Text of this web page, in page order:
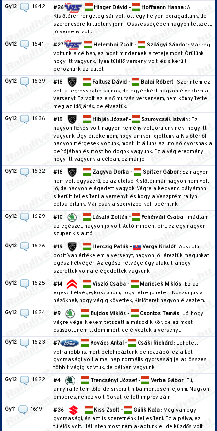
Gy12
16:42 #26 Hinger Dávid - Hoffmann Hanna: A
Kislőtéren rengeteg sár volt, ott egy helyen beragadtunk, de
szerencsére ki tudtunk jönni. Összességében nagyon tetszett,
jó verseny volt.
Gy12
16:41 #27 Helembai Zsolt - Szilágyi Sándor: Már rég
voltunk a célban, ez most mindennek a teteje most. Örülünk,
hogy itt vagyunk, ilyen túlélő verseny volt, és sikerült
behoznunk az autót.
Gy12
16:39 #18 Faltusz Dávid - Balai Róbert: Szerintem ez
volt a legrosszabb sajnos, de egyébként nagyon élveztem a
versenyt. Ez volt az első murvás versenyem, nem könnyítette
meg az időjárás, de élveztük.
Gy12
16:36 #15 Hibján József - Szurovcsák István: Ez
nagyon fickós volt, nagyon kemény volt, örülünk neki, hogy itt
vagyunk. Úgy értékelném, hogy amikor lejöttünk a Kislőtérről
nagyon mérgesek voltunk, most itt állunk az utolsó gyorsnak a
beírójában és most boldogok vagyunk. Ez a vég eredmény,
hogy itt vagyunk a célban, ez már jó.
Gy12
16:32 #16 Zagyva Dorka - Spitzer Gábor: Ez nagyon
nem volt egyszerű, ez az utolsó Kislőtér már nagyon nem volt
jó, de nagyon elégedett vagyok. Végre a kedvenc pályámon
sikerült teljesíteni a versenyt, és hogy a Veszprém rallyn
célba értünk. Már csak a szervízbe kell beérnünk.
Gy12
16:29 #10 László Zoltán - Fehérvári Csaba: Imádtam
az egészet, nagyon jó volt. Autó mindent bírt, ez egy nagyon
szuper kis autó.
Gy12
16:26 #19 Herczig Patrik - Varga Kristóf: Abszolút
pozitívan értékelem a versenyt, nagyon jól éreztük magunkat
egész hétvégén. Az egész hétvége úgy alakult, ahogy
szerettük volna, elégedettek vagyunk.
Gy12
16:25 #14 Viszló Csaba - Maricsek Miklós: Ez az
egész hétvége, köszönöm, hogy létre jöhetett. Köszönjük a
nézőknek, hogy végig követtek, Kislőteret nagyon élveztem.
Gy12
16:24 #9 Bujdos Miklós - Csontos Tamás: Jó, hogy
végre vége. Nekem tetszett a második kör, de ez most
csúszott, nem tudom miért, de élveztük a versenyt.
Gy12
16:23 #7 Kovács Antal - Csáki Richárd: Lehetett
volna jobb is, mert belehibáztunk, de igazából ez a két
gyorsasági volt a mai nap normális gyorsaságija, az összes
többit végig szívtuk, de célban vagyunk.
Gy12
16:22 #4 Trencsényi József - Verba Gábor: Fú,
annyira féltem tőle, de sikerült hiba mentesen lejönni. Nagyon
emberes, nehéz volt. Sokat kellett improvizálni.
Gy11
16:19 #36 Kiss Zsolt - Gálik Kata: Még van egy
gyorsasági, és azt is szeretnénk teljesíteni. Ez a pálya, ez
túlélős volt. Hál isten most nem akadtunk el, de küzdős volt.